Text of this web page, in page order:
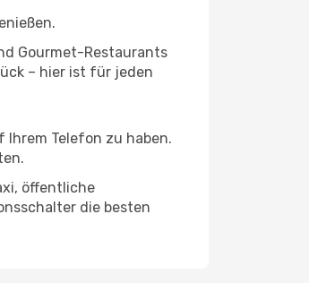
Gourmet-Restaurants
– hier ist für jeden
Telefon zu haben.
öffentliche
die besten